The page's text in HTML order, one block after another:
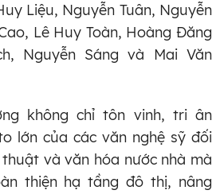
Liệu, Nguyễn Tuân, Nguyễn
Lê Huy Toàn, Hoàng Đăng
Nguyễn Sáng và Mai Văn
không chỉ tôn vinh, tri ân
lớn của các văn nghệ sỹ đối
và văn hóa nước nhà mà
thiện hạ tầng đô thị, nâng